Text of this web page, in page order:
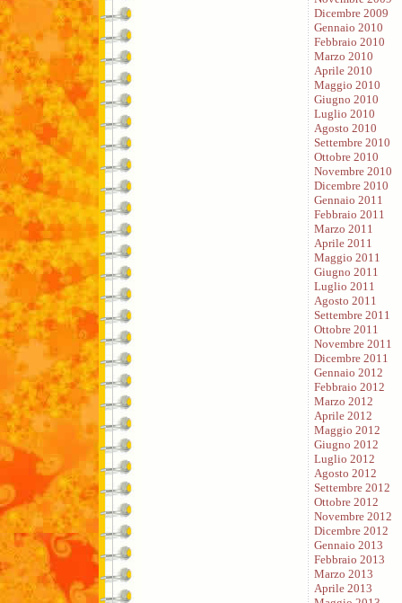
Dicembre 2009
Gennaio 2010
Febbraio 2010
Marzo 2010
Aprile 2010
Maggio 2010
Giugno 2010
Luglio 2010
Agosto 2010
Settembre 2010
Ottobre 2010
Novembre 2010
Dicembre 2010
Gennaio 2011
Febbraio 2011
Marzo 2011
Aprile 2011
Maggio 2011
Giugno 2011
Luglio 2011
Agosto 2011
Settembre 2011
Ottobre 2011
Novembre 2011
Dicembre 2011
Gennaio 2012
Febbraio 2012
Marzo 2012
Aprile 2012
Maggio 2012
Giugno 2012
Luglio 2012
Agosto 2012
Settembre 2012
Ottobre 2012
Novembre 2012
Dicembre 2012
Gennaio 2013
Febbraio 2013
Marzo 2013
Aprile 2013